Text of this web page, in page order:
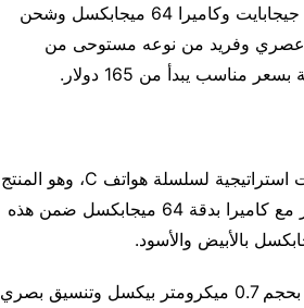
بذاكرة وصول عشوائي ديناميكية بسعة 16 جيجابايت وذاكرة قراءة 256 جيجابايت وكاميرا 64 ميجابكسل وشحن
في مظهر عصري وفريد من نوعه مستوحى من
في وقت سابق من هذا الشهر، أعلنت شركة realme رسميًا عن تحديثات استراتيجية لسلسلة هواتف C، وهو المنتج
الأول الذي يتميز بهذه التحديثات، realme C55، الذي يكسر حاجز السعر مع كاميرا بدقة 64 ميجابكسل ضمن هذه
C55 هو أول منتج من سلسلة C يحتوي على مستشعر OV64B المتميز بحجم 0.7 ميكرومتر بيكسل وتنسيق بصري